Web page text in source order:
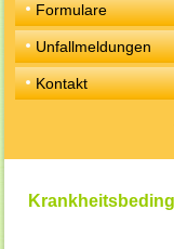
Formulare
Unfallmeldungen
Kontakt